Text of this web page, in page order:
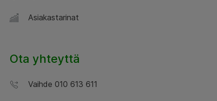
Asiakastarinat
Ota yhteyttä
Vaihde 010 613 611